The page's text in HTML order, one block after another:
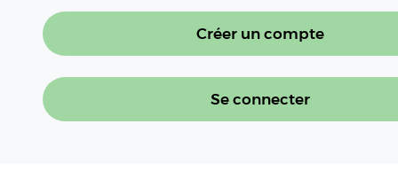
Créer un compte
Se connecter